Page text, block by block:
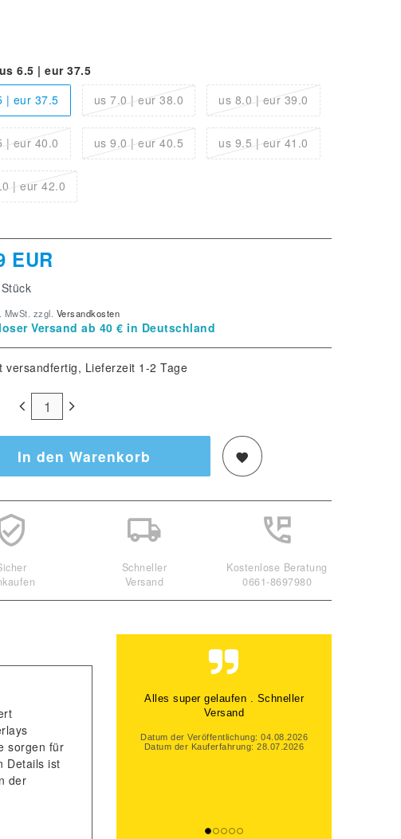
us 6.5 | eur 37.5
| eur 37.5
us 7.0 | eur 38.0 us 8.0 | eur 39.0
| eur 40.0 us 9.0 | eur 40.5 us 9.5 | eur 41.0
| eur 42.0
EUR
Stück
zzgl. Versandkosten
Versand ab 40 € in Deutschland
versandfertig, Lieferzeit 1-2 Tage
In den Warenkorb
Schneller
Versand
Kostenlose Beratung
0661-8697980
sorgen für
Details ist
der
Alles super gelaufen . Schneller
Versand
Datum der Veröffentlichung: 04.08.2026
Datum der Kauferfahrung: 28.07.2026